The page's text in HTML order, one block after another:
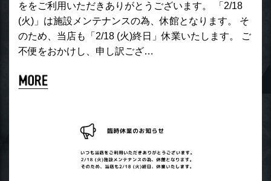
ををご利用いただきありがとうございます。 「2/18
(火)」は施設メンテナンスの為、休館となります。 そ
のため、当店も「2/18 (火)終日」休業いたします。 ご
不便をおかけし、申し訳ござ…